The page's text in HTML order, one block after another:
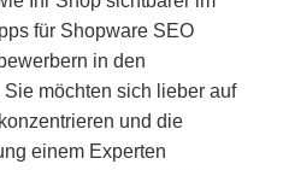
für Shopware SEO
in den
möchten sich lieber auf
und die
einem Experten